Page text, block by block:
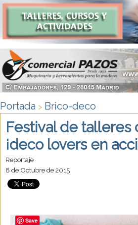
Portada > Brico-deco
Festival de talleres
¡deco lovers en
Reportaje
8 de Octubre de 2015
Save